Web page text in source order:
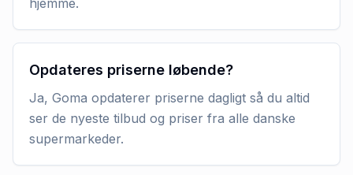
Opdateres priserne løbende?
Ja, Goma opdaterer priserne dagligt så du altid
ser de nyeste tilbud og priser fra alle danske
supermarkeder.